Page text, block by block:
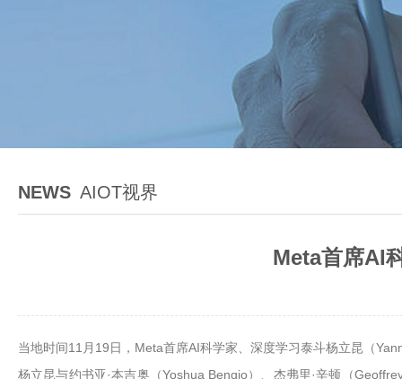
NEWS AIOT视界
Meta首席AI
当地时间11月19日，Meta首席AI科学家、深度学习泰斗杨立昆（
杨立昆与约书亚·本吉奥（Yoshua Bengio）、杰弗里·辛顿（